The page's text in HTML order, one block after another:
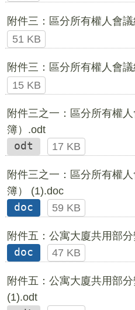
附件三：區分所有權人會
51 KB
附件三：區分所有權人會
15 KB
附件三之一：區分所有權
簿）.odt
odt
17 KB
附件三之一：區分所有權
簿） (1).doc
doc
59 KB
附件五：公寓大廈共用部
doc
47 KB
附件五：公寓大廈共用部
(1).odt